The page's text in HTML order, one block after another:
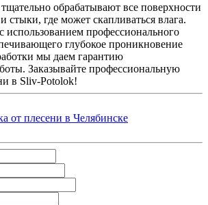
обрабатывают все поверхности
где может скапливаться влага.
использованием профессионального
глубокое проникновение
мы даем гарантию
Заказывайте профессиональную
в Sliv-Potolok!